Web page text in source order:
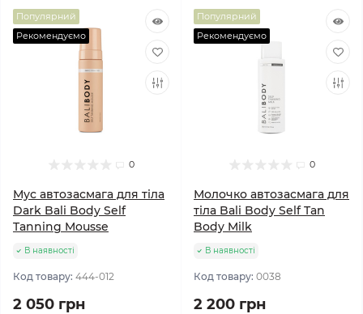
Популярний
Рекомендуємо
0
Мус автозасмага для тіла
Dark Bali Body Self
Tanning Mousse
В наявності
Код товару: 444-012
2 050 грн
Популярний
Рекомендуємо
0
Молочко автозасмага для
тіла Bali Body Self Tan
Body Milk
В наявності
Код товару: 0038
2 200 грн